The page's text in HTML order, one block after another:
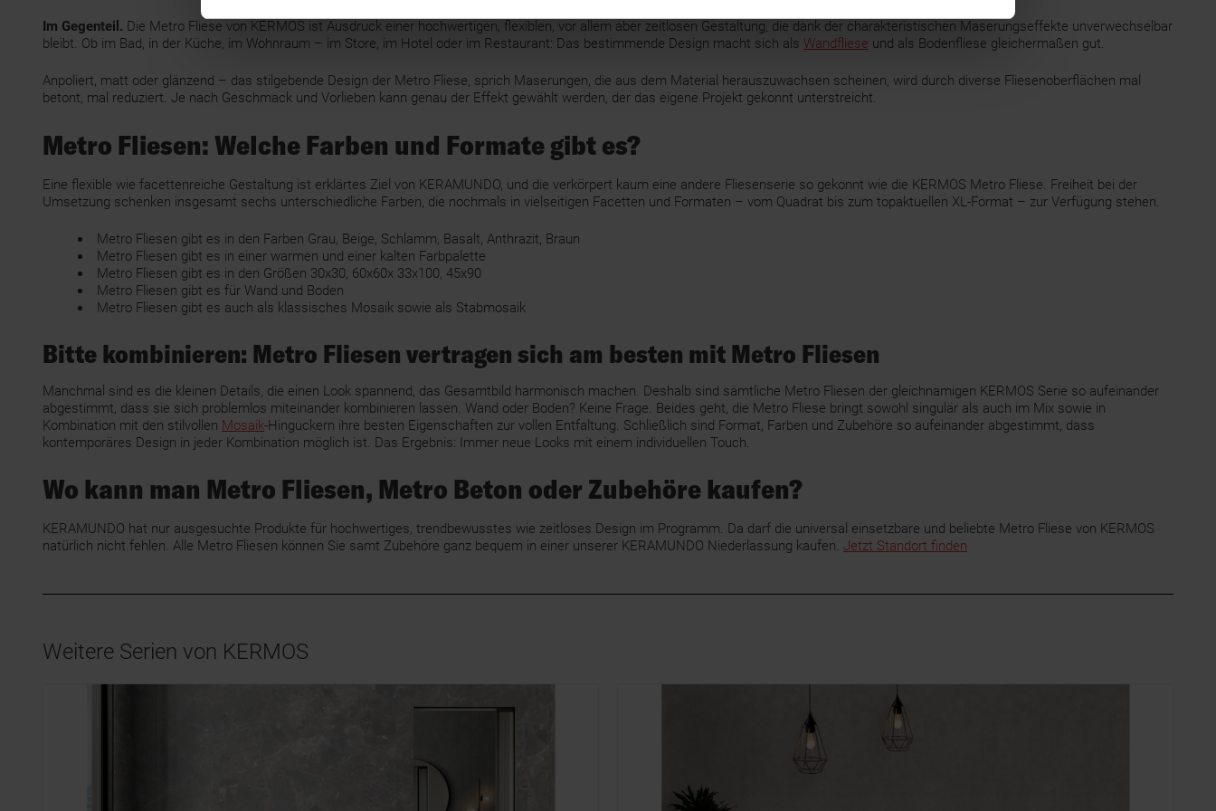
Im Gegenteil. Die Metro Fliese von KERMOS ist Ausdruck einer hochwertigen, flexiblen, vor allem aber zeitlosen Gestaltung, die dank der charakteristischen Maserungseffekte unverwechselbar
bleibt. Ob im Bad, in der Küche, im Wohnraum – im Store, im Hotel oder im Restaurant: Das bestimmende Design macht sich als Wandfliese und als Bodenfliese gleichermaßen gut.
Anpoliert, matt oder glänzend – das stilgebende Design der Metro Fliese, sprich Maserungen, die aus dem Material herauszuwachsen scheinen, wird durch diverse Fliesenoberflächen mal
betont, mal reduziert. Je nach Geschmack und Vorlieben kann genau der Effekt gewählt werden, der das eigene Projekt gekonnt unterstreicht.
Metro Fliesen: Welche Farben und Formate gibt es?
Eine flexible wie facettenreiche Gestaltung ist erklärtes Ziel von KERAMUNDO, und die verkörpert kaum eine andere Fliesenserie so gekonnt wie die KERMOS Metro Fliese. Freiheit bei der
Umsetzung schenken insgesamt sechs unterschiedliche Farben, die nochmals in vielseitigen Facetten und Formaten – vom Quadrat bis zum topaktuellen XL-Format – zur Verfügung stehen.
Metro Fliesen gibt es in den Farben Grau, Beige, Schlamm, Basalt, Anthrazit, Braun
Metro Fliesen gibt es in einer warmen und einer kalten Farbpalette
Metro Fliesen gibt es in den Größen 30x30, 60x60x 33x100, 45x90
Metro Fliesen gibt es für Wand und Boden
Metro Fliesen gibt es auch als klassisches Mosaik sowie als Stabmosaik
Bitte kombinieren: Metro Fliesen vertragen sich am besten mit Metro Fliesen
Manchmal sind es die kleinen Details, die einen Look spannend, das Gesamtbild harmonisch machen. Deshalb sind sämtliche Metro Fliesen der gleichnamigen KERMOS Serie so aufeinander
abgestimmt, dass sie sich problemlos miteinander kombinieren lassen. Wand oder Boden? Keine Frage. Beides geht, die Metro Fliese bringt sowohl singulär als auch im Mix sowie in
Kombination mit den stilvollen Mosaik-Hinguckern ihre besten Eigenschaften zur vollen Entfaltung. Schließlich sind Format, Farben und Zubehöre so aufeinander abgestimmt, dass
kontemporäres Design in jeder Kombination möglich ist. Das Ergebnis: Immer neue Looks mit einem individuellen Touch.
Wo kann man Metro Fliesen, Metro Beton oder Zubehöre kaufen?
KERAMUNDO hat nur ausgesuchte Produkte für hochwertiges, trendbewusstes wie zeitloses Design im Programm. Da darf die universal einsetzbare und beliebte Metro Fliese von KERMOS
natürlich nicht fehlen. Alle Metro Fliesen können Sie samt Zubehöre ganz bequem in einer unserer KERAMUNDO Niederlassung kaufen. Jetzt Standort finden
Weitere Serien von KERMOS